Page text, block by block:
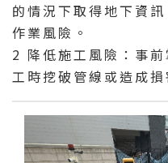
的情況下取得地下資
作業風險。
2 降低施工風險：事
工時挖破管線或造成損